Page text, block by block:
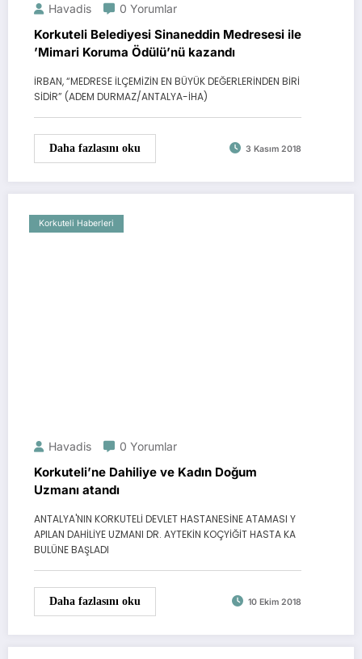
Havadis 0 Yorumlar
Korkuteli Belediyesi Sinaneddin Medresesi ile
’Mimari Koruma Ödülü’nü kazandı
İRBAN, “MEDRESE İLÇEMİZİN EN BÜYÜK DEĞERLERİNDEN BİRİ
SİDİR” (ADEM DURMAZ/ANTALYA-İHA)
Daha fazlasını oku 3 Kasım 2018
Korkuteli Haberleri
Havadis 0 Yorumlar
Korkuteli’ne Dahiliye ve Kadın Doğum
Uzmanı atandı
ANTALYA'NIN KORKUTELİ DEVLET HASTANESİNE ATAMASI Y
APILAN DAHİLİYE UZMANI DR. AYTEKİN KOÇYİĞİT HASTA KA
BULÜNE BAŞLADI
Daha fazlasını oku 10 Ekim 2018